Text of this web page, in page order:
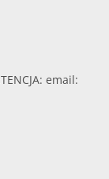
email: